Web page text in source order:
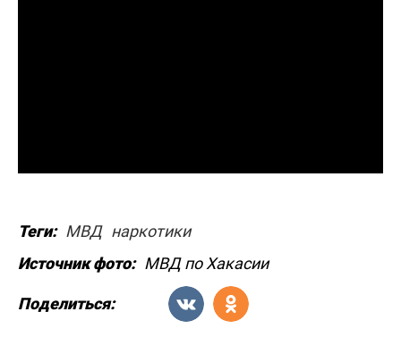
Теги: МВД наркотики
Источник фото: МВД по Хакасии
Поделиться: